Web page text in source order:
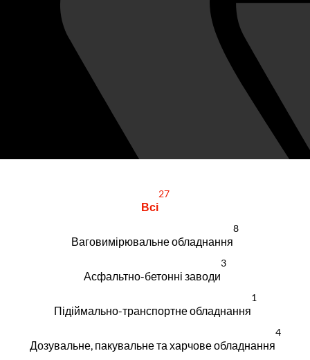
Всі
27
Ваговимірювальне обладнання
8
Асфальтно-бетонні заводи
3
Підіймально-транспортне обладнання
1
Дозувальне, пакувальне та харчове обладнання
4